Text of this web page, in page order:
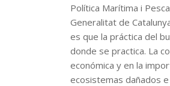
Política Marítima i
Generalitat de
es que la práctica del
donde se practica. La
económica y en la
ecosistemas dañados